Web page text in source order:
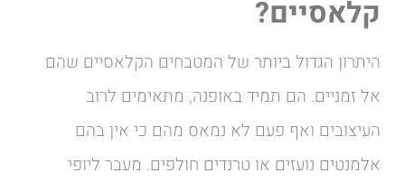
קלאסיים?
היתרון הגדול ביותר של המטבחים הקלאסיים שהם
אל זמניים. הם תמיד באופנה, מתאימים לרוב
העיצובים ואף פעם לא נמאס מהם כי אין בהם
אלמנטים נועזים או טרנדים חולפים. מעבר ליופי